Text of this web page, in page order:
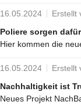
16.05.2024
Erstellt
Poliere sorgen
Hier kommen die
16.05.2024
Erstellt
Nachhaltigkeit ist
Neues Projekt